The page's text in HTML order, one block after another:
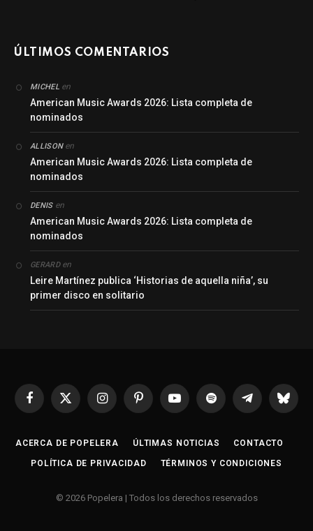
ÚLTIMOS COMENTARIOS
MICHEL en
American Music Awards 2026: Lista completa de
nominados
ALLISONen
American Music Awards 2026: Lista completa de
nominados
DENISen
American Music Awards 2026: Lista completa de
nominados
GERARDen
Leire Martínez publica ‘Historias de aquella niña’, su
primer disco en solitario
Facebook
X
InstagramPinterestYouTubeSpotify Telegrama
ACERCA DE POPELERA ÚLTIMAS NOTICIAS CONTACTO
POLÍTICA DE PRIVACIDAD TÉRMINOS Y CONDICIONES
© 2026 Popelera | Todos los derechos reservados